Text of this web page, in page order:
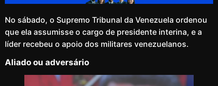
No sábado, o Supremo Tribunal da Venezuela ordenou
que ela assumisse o cargo de presidente interina, e a
líder recebeu o apoio dos militares venezuelanos.
Aliado ou adversário